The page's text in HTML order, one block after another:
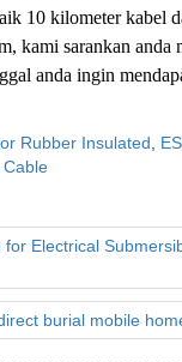
10 kilometer kabel
kami sarankan anda
anda ingin
Rubber Insulated
for Electrical
burial mobile